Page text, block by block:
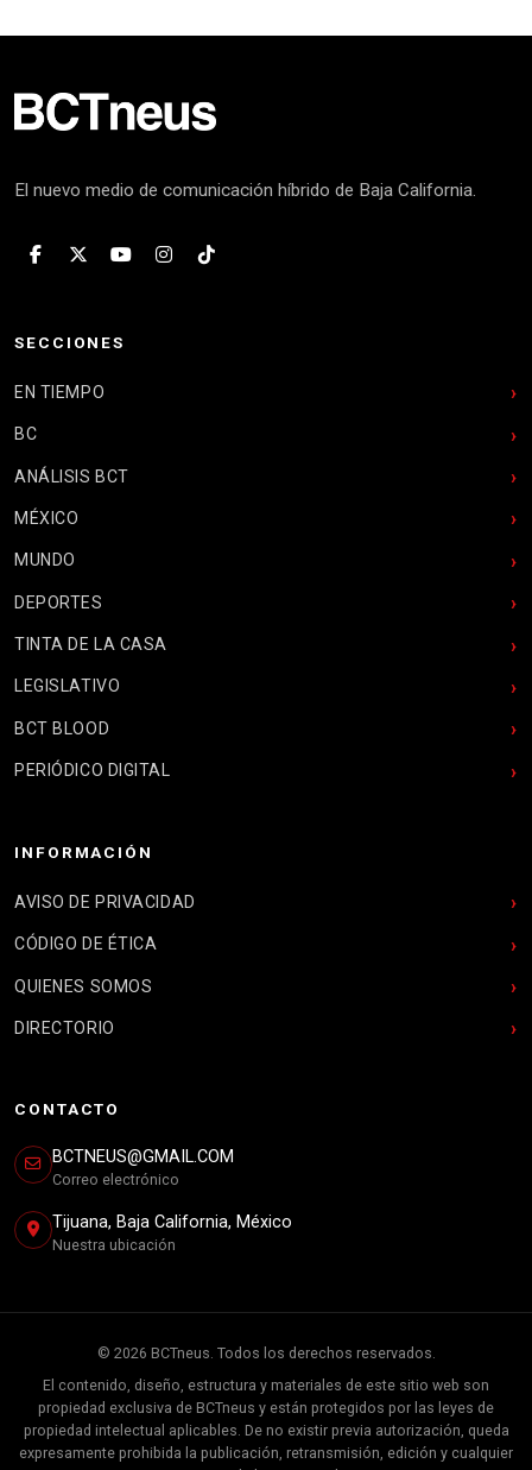
El nuevo medio de comunicación híbrido de Baja California.
SECCIONES
EN TIEMPO
BC
ANÁLISIS BCT
MÉXICO
MUNDO
DEPORTES
TINTA DE LA CASA
LEGISLATIVO
BCT BLOOD
PERIÓDICO DIGITAL
INFORMACIÓN
AVISO DE PRIVACIDAD
CÓDIGO DE ÉTICA
QUIENES SOMOS
DIRECTORIO
CONTACTO
BCTNEUS@GMAIL.COM
Correo electrónico
Tijuana, Baja California, México
Nuestra ubicación
© 2026 BCTneus. Todos los derechos reservados.
El contenido, diseño, estructura y materiales de este sitio web son
propiedad exclusiva de BCTneus y están protegidos por las leyes de
propiedad intelectual aplicables. De no existir previa autorización, queda
expresamente prohibida la publicación, retransmisión, edición y cualquier